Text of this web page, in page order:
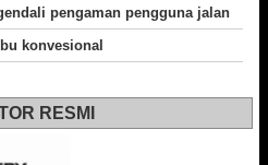
pengaman pengguna jalan
konvesional
RESMI